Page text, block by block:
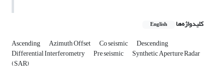
کلیدواژه‌ها English
Ascending Azimuth Offset Co seismic Descending
Differential Interferometry Pre seismic Synthetic Aperture Radar
(SAR)